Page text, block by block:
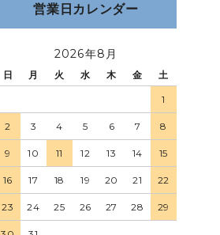
営業日カレンダー
2026年8月
日 月 火 水 木 金 土
1
2 3 4 5 6 7 8
9 10 11 12 13 14 15
16 17 18 19 20 21 22
23 24 25 26 27 28 29